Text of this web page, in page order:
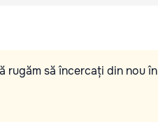
rugăm să încercați din nou în